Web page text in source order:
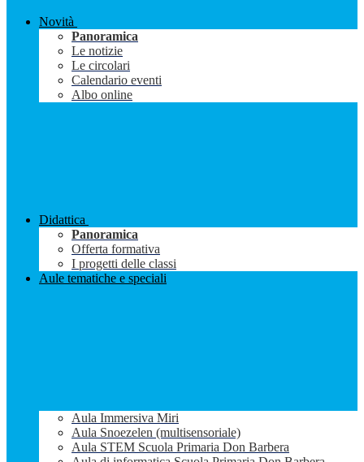
Novità
Panoramica
Le notizie
Le circolari
Calendario eventi
Albo online
Didattica
Panoramica
Offerta formativa
I progetti delle classi
Aule tematiche e speciali
Aula Immersiva Miri
Aula Snoezelen (multisensoriale)
Aula STEM Scuola Primaria Don Barbera